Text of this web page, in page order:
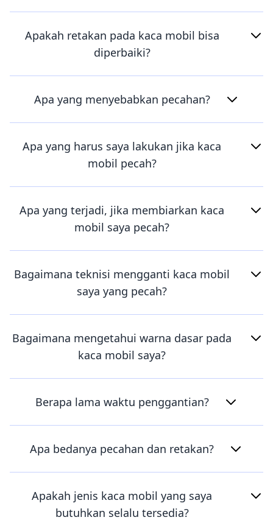
Apakah retakan pada kaca mobil bisa
diperbaiki?
Apa yang menyebabkan pecahan?
Apa yang harus saya lakukan jika kaca
mobil pecah?
Apa yang terjadi, jika membiarkan kaca
mobil saya pecah?
Bagaimana teknisi mengganti kaca mobil
saya yang pecah?
Bagaimana mengetahui warna dasar pada
kaca mobil saya?
Berapa lama waktu penggantian?
Apa bedanya pecahan dan retakan?
Apakah jenis kaca mobil yang saya
butuhkan selalu tersedia?